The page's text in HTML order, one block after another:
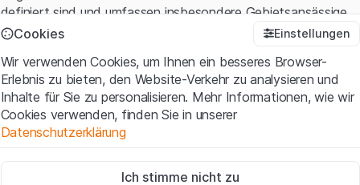
definiert sind und umfassen insbesondere Gebietsansässige
der Vereinigten Staaten sowie amerikanische Kapital- und
Nutzungsbedingungen und rechtliche Informationen
Mit dem Zugriff auf diese Website erklären Sie, dass Sie die
rechtlichen Informationen und die wichtigen Hinweise und
Nutzungsbedingungen verstanden haben und akzeptieren.
sind, unterlassen Sie bitte den Zugriff auf diese Website.
Cookies Einstellungen
Wir verwenden Cookies, um Ihnen ein besseres Browser-
Erlebnis zu bieten, den Website-Verkehr zu analysieren und
Inhalte für Sie zu personalisieren. Mehr Informationen, wie wir
Cookies verwenden, finden Sie in unserer
Datenschutzerklärung
Diese Cookies sind für die Website erforderlich und können nicht
Ich stimme nicht zu